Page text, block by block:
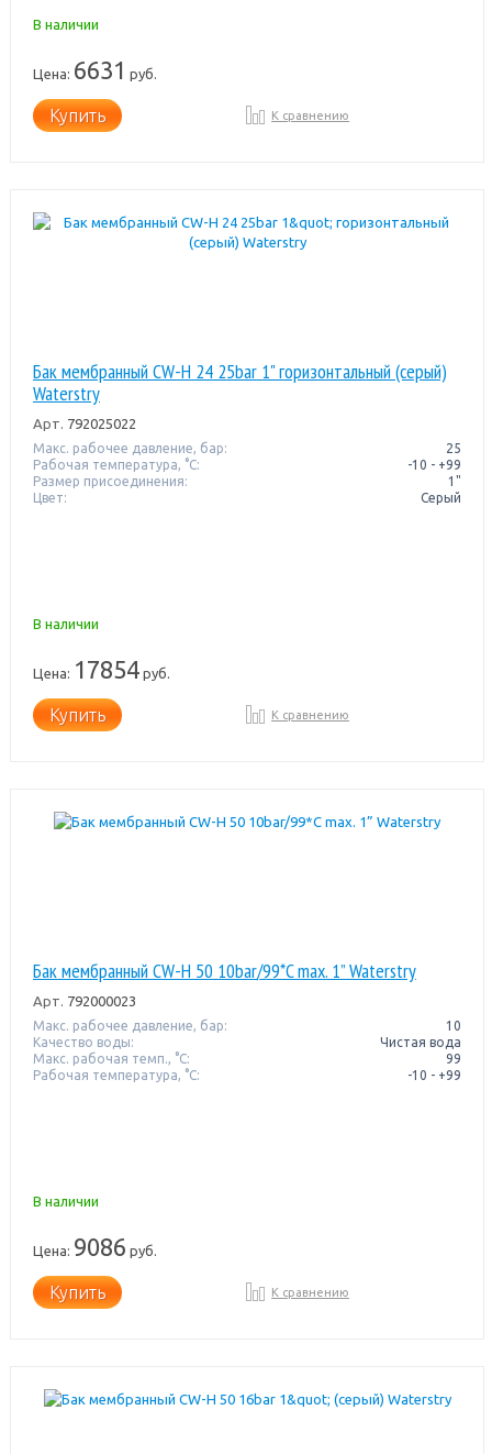
В наличии
Цена: 6631 руб.
Купить К сравнению
Бак мембранный CW-Н 24 25bar 1" горизонтальный (серый)
Waterstry
Арт. 792025022
Макс. рабочее давление, бар:
25
Рабочая температура, °C:
-10 - +99
Размер присоединения:
1"
Цвет:
Серый
В наличии
Цена: 17854руб.
Купить К сравнению
Бак мембранный CW-Н 50 10bar/99*C max. 1” Waterstry
Арт. 792000023
Макс. рабочее давление, бар:
10
Качество воды:
Чистая вода
Макс. рабочая темп., °С:
99
Рабочая температура, °C:
-10 - +99
В наличии
Цена: 9086 руб.
Купить К сравнению